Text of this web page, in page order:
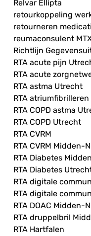
Relvar Ellipta
retourkoppeling
retourneren
reumaconsulent
Richtlijn
RTA acute pijn
RTA acute
RTA astma Utrecht
RTA
RTA COPD astma
RTA COPD Utrecht
RTA CVRM
RTA CVRM Midden-
RTA Diabetes
RTA Diabetes
RTA digitale
RTA digitale
RTA DOAC Midden-
RTA druppelbril
RTA Hartfalen